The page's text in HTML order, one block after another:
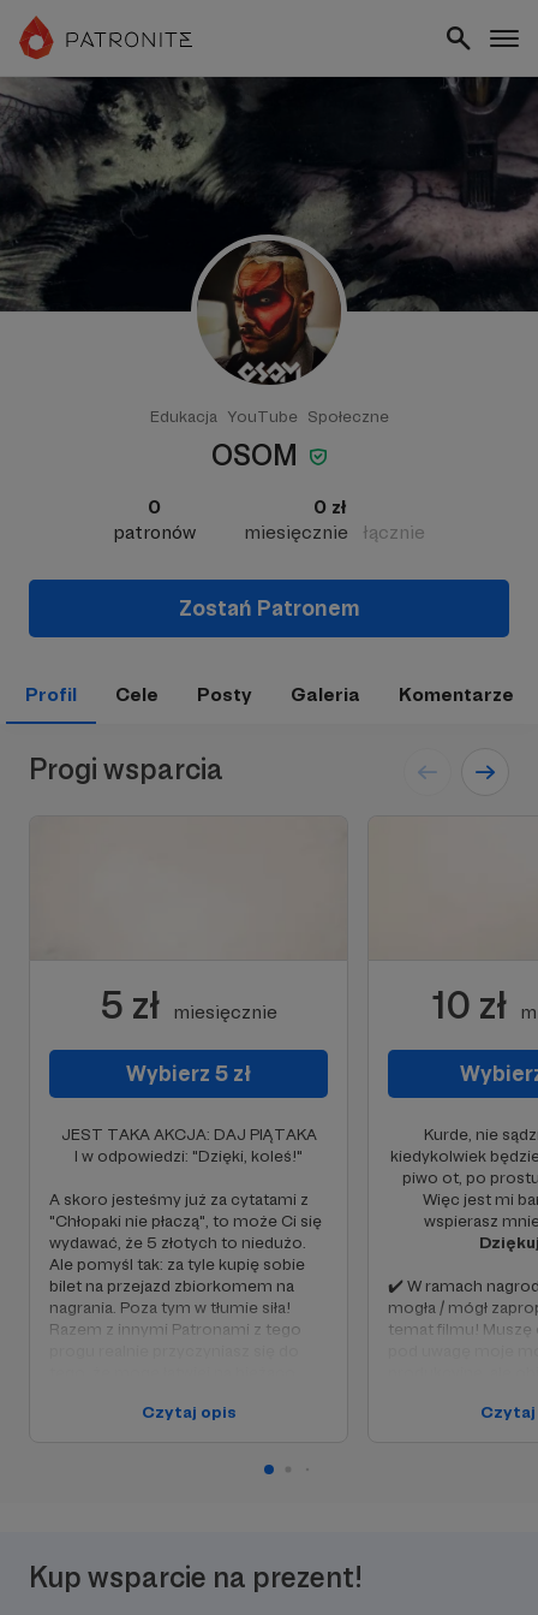
Edukacja YouTube Społeczne
OSOM
0
patronów
0 zł
miesięcznie
łącznie
Zostań Patronem
Profil Cele Posty Galeria Komentarze
Progi wsparcia
5 zł miesięcznie
Wybierz 5 zł
JEST TAKA AKCJA: DAJ PIĄTAKA
I w odpowiedzi: "Dzięki, koleś!"
A skoro jesteśmy już za cytatami z
"Chłopaki nie płaczą", to może Ci się
wydawać, że 5 złotych to niedużo.
Ale pomyśl tak: za tyle kupię sobie
bilet na przejazd zbiorkomem na
nagrania. Poza tym w tłumie siła!
Razem z innymi Patronami z tego
Czytaj opis
10 zł
Kurde, nie
kiedykolwiek
piwo ot, po
Więc jest mi
wspierasz
✔️ W ramach
mogła / mógł
temat filmu!
Kup wsparcie na prezent!